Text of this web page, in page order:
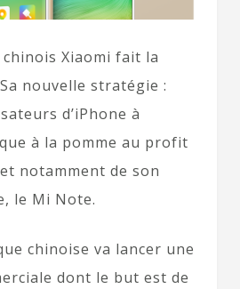
Xiaomi fait la
nouvelle stratégie :
d’iPhone à
à la pomme au profit
notamment de son
le Mi Note.
chinoise va lancer une
dont le but est de